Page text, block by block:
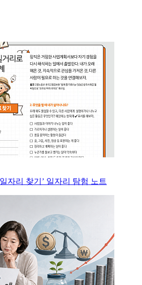
자리 찾기’ 일자리 탐험 노트